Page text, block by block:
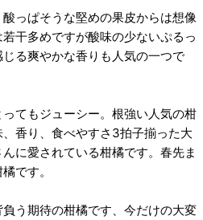
っぱそうな堅めの果皮からは想像
干多めですが酸味の少ないぷるっ
る爽やかな香りも人気の一つで
てもジューシー。根強い人気の柑
香り、食べやすさ3拍子揃った大
に愛されている柑橘です。春先ま
です。
う期待の柑橘です、今だけの大変